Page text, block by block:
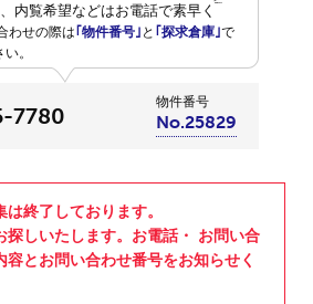
内覧希望などはお電話で素早く
わせの際は ｢物件番号｣ と ｢探求倉庫｣で
。
7780
物件番号
No.25829
終了しております。
探しいたします。お電話・ お問い合
容とお問い合わせ番号をお知らせく